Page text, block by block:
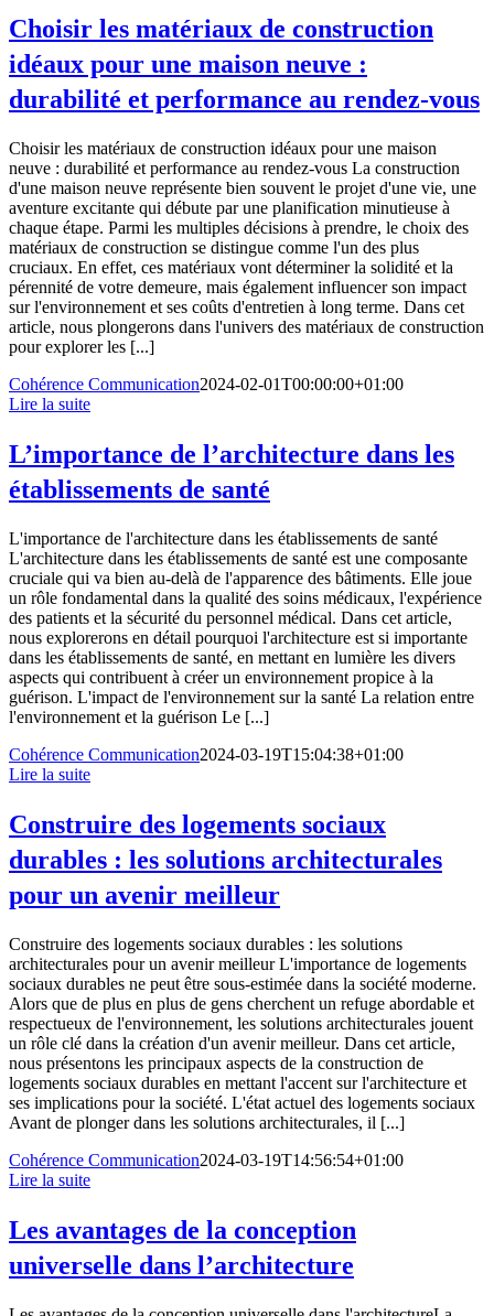
Choisir les matériaux de construction
idéaux pour une maison neuve :
durabilité et performance au rendez-vous
Choisir les matériaux de construction idéaux pour une maison
neuve : durabilité et performance au rendez-vous La construction
d'une maison neuve représente bien souvent le projet d'une vie, une
aventure excitante qui débute par une planification minutieuse à
chaque étape. Parmi les multiples décisions à prendre, le choix des
matériaux de construction se distingue comme l'un des plus
cruciaux. En effet, ces matériaux vont déterminer la solidité et la
pérennité de votre demeure, mais également influencer son impact
sur l'environnement et ses coûts d'entretien à long terme. Dans cet
article, nous plongerons dans l'univers des matériaux de construction
pour explorer les [...]
Cohérence Communication2024-02-01T00:00:00+01:00
Lire la suite
L’importance de l’architecture dans les
établissements de santé
L'importance de l'architecture dans les établissements de santé
L'architecture dans les établissements de santé est une composante
cruciale qui va bien au-delà de l'apparence des bâtiments. Elle joue
un rôle fondamental dans la qualité des soins médicaux, l'expérience
des patients et la sécurité du personnel médical. Dans cet article,
nous explorerons en détail pourquoi l'architecture est si importante
dans les établissements de santé, en mettant en lumière les divers
aspects qui contribuent à créer un environnement propice à la
guérison. L'impact de l'environnement sur la santé La relation entre
l'environnement et la guérison Le [...]
Cohérence Communication2024-03-19T15:04:38+01:00
Lire la suite
Construire des logements sociaux
durables : les solutions architecturales
pour un avenir meilleur
Construire des logements sociaux durables : les solutions
architecturales pour un avenir meilleur L'importance de logements
sociaux durables ne peut être sous-estimée dans la société moderne.
Alors que de plus en plus de gens cherchent un refuge abordable et
respectueux de l'environnement, les solutions architecturales jouent
un rôle clé dans la création d'un avenir meilleur. Dans cet article,
nous présentons les principaux aspects de la construction de
logements sociaux durables en mettant l'accent sur l'architecture et
ses implications pour la société. L'état actuel des logements sociaux
Avant de plonger dans les solutions architecturales, il [...]
Cohérence Communication2024-03-19T14:56:54+01:00
Lire la suite
Les avantages de la conception
universelle dans l’architecture